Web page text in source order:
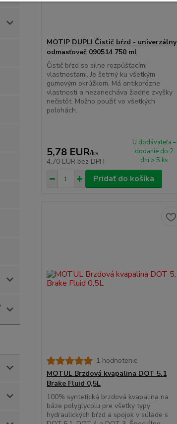
MOTIP DUPLI Čistič bŕzd - univerzálny
odmasťovač 090514 750 ml
Čistič bŕzd so silne rozpúšťacími
vlastnosťami. Je šetrný ku všetkým
gumovým okrúžkom. Má antikorózne
vlastnosti a nezanecháva žiadne zvyšky
nečistôt. Možno použiť vo všetkých
polohách.
5,78 EUR/ks
4,70 EUR bez DPH
U dodávateľa –
dodanie do 2
dní > 5 ks
Pridať do košíka
1 hodnotenie
MOTUL Brzdová kvapalina DOT 5.1
Brake Fluid 0,5L
100% syntetická brzdová kvapalina na
báze polyglycolu pre všetky typy
hydraulických bŕzd a spojok v súlade s